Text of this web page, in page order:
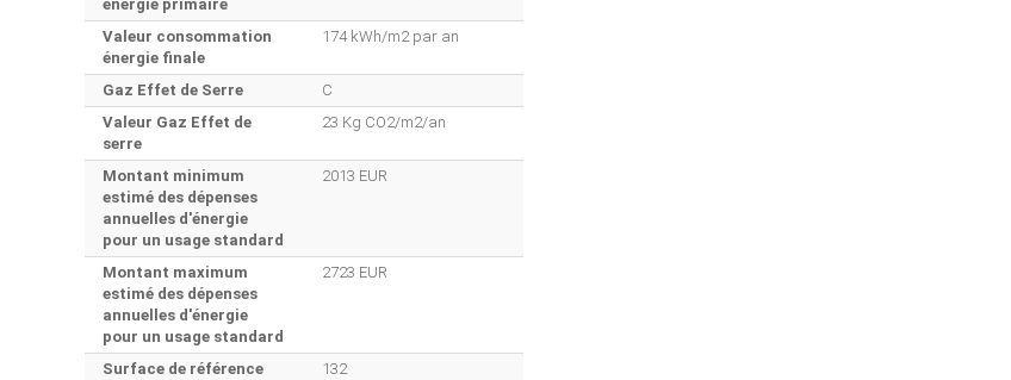
énergie primaire
Valeur consommation
énergie finale
174 kWh/m2 par an
Gaz Effet de Serre
C
Valeur Gaz Effet de
serre
23 Kg CO2/m2/an
Montant minimum
estimé des dépenses
annuelles d'énergie
pour un usage standard
2013 EUR
Montant maximum
estimé des dépenses
annuelles d'énergie
pour un usage standard
2723 EUR
Surface de référence 132